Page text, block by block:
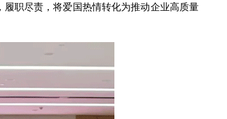
职尽责，将爱国热情转化为推动企业高质量